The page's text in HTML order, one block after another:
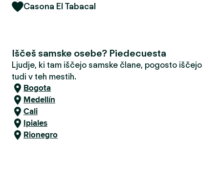
Casona El Tabacal
Iščeš samske osebe? Piedecuesta
Ljudje, ki tam iščejo samske člane, pogosto iščejo
tudi v teh mestih.
Bogota
Medellín
Cali
Ipiales
Rionegro